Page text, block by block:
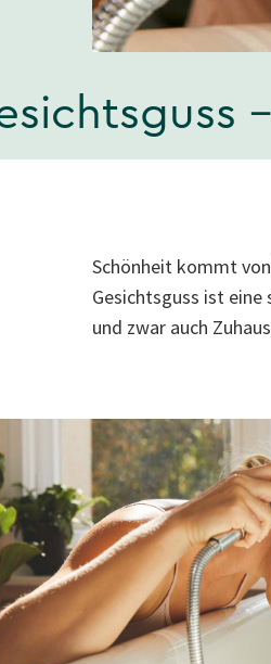
Schönheit kommt
Gesichtsguss ist
und zwar auch